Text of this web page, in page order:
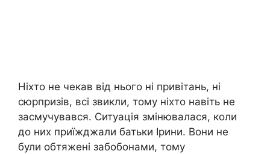
Ніхто не чекав від нього ні привітань, ні
сюрпризів, всі звикли, тому ніхто навіть не
засмучувався. Ситуація змінювалася, коли
до них приїжджали батьки Ірини. Вони не
були обтяжені забобонами, тому